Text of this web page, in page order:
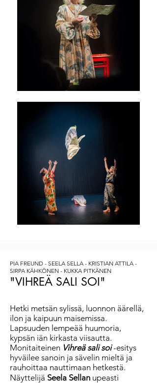
PIA FREUND​ - SEELA SELLA - KRISTIAN ATTILA -
SIRPA KÄHKÖNEN - KUKKA PITKÄNEN
"VIHREÄ SALI SOI"
Hetki metsän sylissä, luonnon äärellä,
ilon ja kaipuun maisemissa.
Lapsuuden lempeää huumoria,
kypsän iän kirkasta viisautta.
Monitaiteinen Vihreä sali soi-esitys
hyväilee sanoin ja sävelin mieltä ja
rauhoittaa nauttimaan hetkestä.
Näyttelijä Seela Sellan upeasti